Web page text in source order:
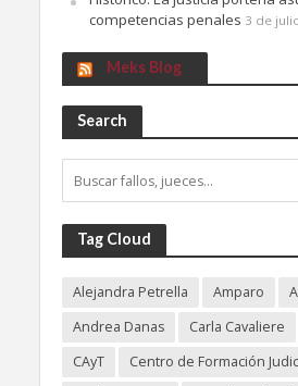
competencias penales 3 de
Meks Blog
Search
Tag Cloud
Alejandra Petrella Amparo
Andrea Danas
Carla Cavaliere
CAyT
Centro de Formación